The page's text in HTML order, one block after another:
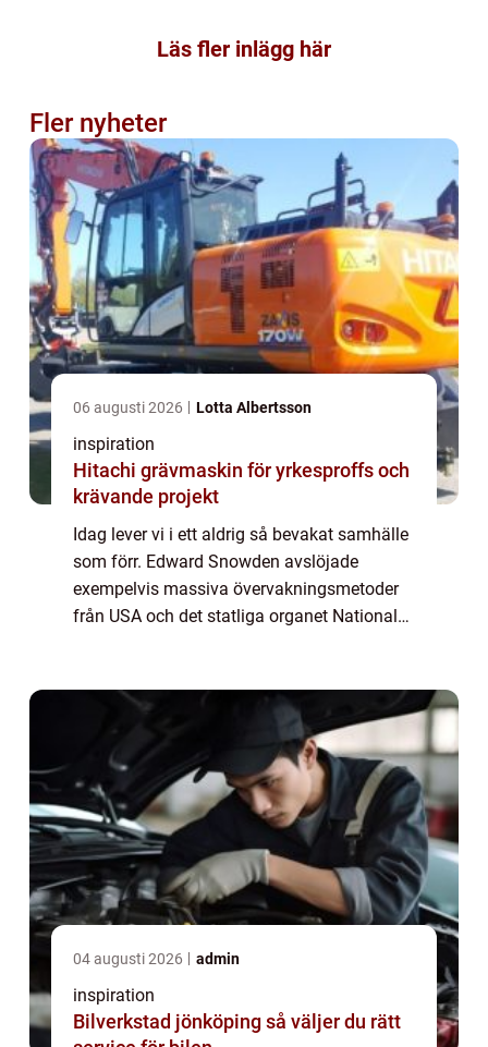
Läs fler inlägg här
Fler nyheter
06 augusti 2026 Lotta Albertsson
inspiration
Hitachi grävmaskin för yrkesproffs och
krävande projekt
Idag lever vi i ett aldrig så bevakat samhälle
som förr. Edward Snowden avslöjade
exempelvis massiva övervakningsmetoder
från USA och det statliga organet National
04 augusti 2026 admin
inspiration
Bilverkstad jönköping så väljer du rätt